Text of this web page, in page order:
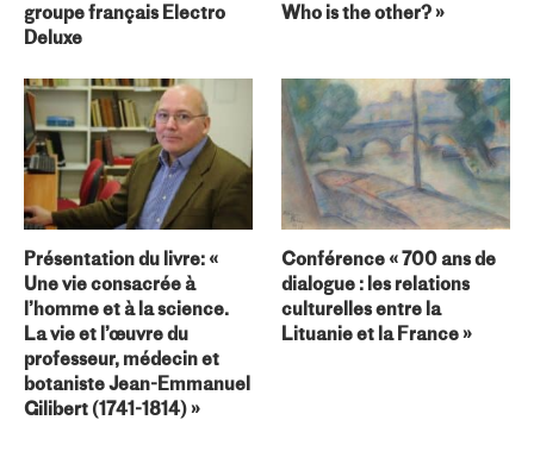
groupe français Electro
Deluxe
Who is the other? »
Présentation du livre: «
Une vie consacrée à
l’homme et à la science.
La vie et l’œuvre du
professeur, médecin et
botaniste Jean-Emmanuel
Gilibert (1741-1814) »
Conférence « 700 ans de
dialogue : les relations
culturelles entre la
Lituanie et la France »